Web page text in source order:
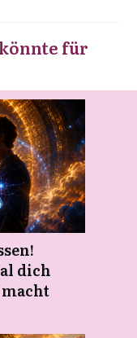
für
dich